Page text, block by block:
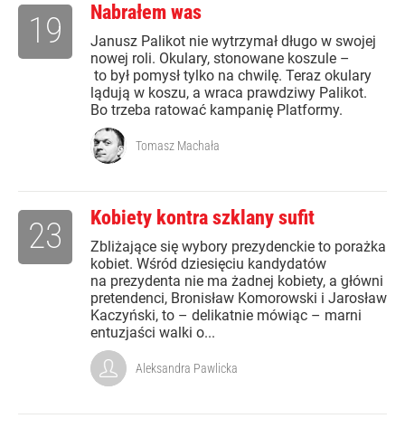
Nabrałem was
Janusz Palikot nie wytrzymał długo w swojej
nowej roli. Okulary, stonowane koszule –
to był pomysł tylko na chwilę. Teraz okulary
lądują w koszu, a wraca prawdziwy Palikot.
Bo trzeba ratować kampanię Platformy.
19
Tomasz Machała
Kobiety kontra szklany sufit
Zbliżające się wybory prezydenckie to porażka
kobiet. Wśród dziesięciu kandydatów
na prezydenta nie ma żadnej kobiety, a główni
pretendenci, Bronisław Komorowski i Jarosław
Kaczyński, to – delikatnie mówiąc – marni
entuzjaści walki o...
23
Aleksandra Pawlicka